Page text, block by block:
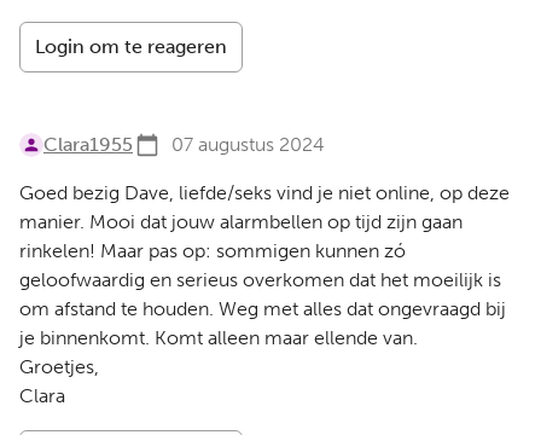
Login om te reageren
Clara1955 07 augustus 2024
Goed bezig Dave, liefde/seks vind je niet online, op deze
manier. Mooi dat jouw alarmbellen op tijd zijn gaan
rinkelen! Maar pas op: sommigen kunnen zó
geloofwaardig en serieus overkomen dat het moeilijk is
om afstand te houden. Weg met alles dat ongevraagd bij
je binnenkomt. Komt alleen maar ellende van.
Groetjes,
Clara